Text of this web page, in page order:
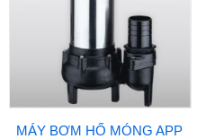
MÁY BƠM HỐ MÓNG APP